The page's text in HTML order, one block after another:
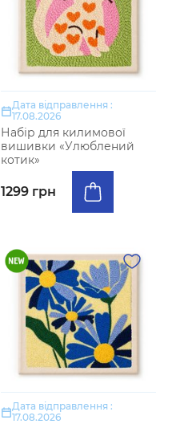
Дата відправлення :
17.08.2026
Набір для килимової
вишивки «Улюблений
котик»
1299 грн
Дата відправлення :
17.08.2026